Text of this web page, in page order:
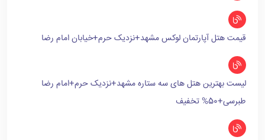
قیمت هتل آپارتمان لوکس مشهد+نزدیک حرم+خیابان امام رضا
لیست بهترین هتل های سه ستاره مشهد+نزدیک حرم+امام رضا
طبرسی+50% تخفیف